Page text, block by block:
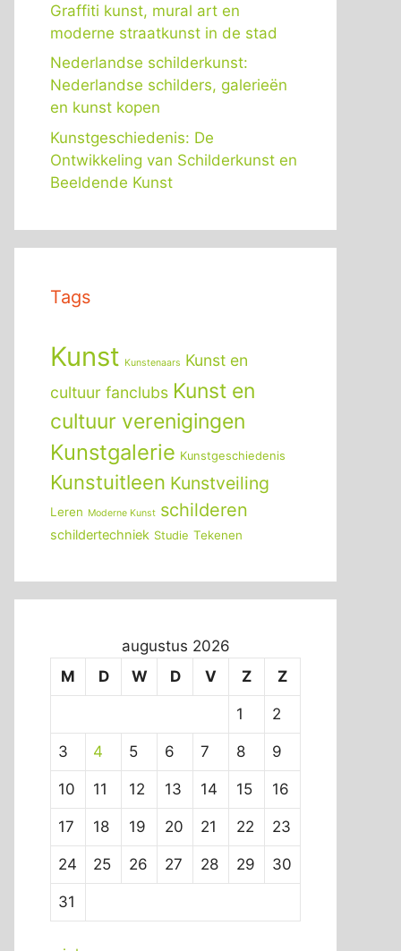
Graffiti kunst, mural art en
moderne straatkunst in de stad
Nederlandse schilderkunst:
Nederlandse schilders, galerieën
en kunst kopen
Kunstgeschiedenis: De
Ontwikkeling van Schilderkunst en
Beeldende Kunst
Tags
Kunst Kunstenaars Kunst en
cultuur fanclubs Kunst en
cultuur verenigingen
Kunstgalerie Kunstgeschiedenis
Kunstuitleen Kunstveiling
Leren Moderne Kunst schilderen
schildertechniek Studie Tekenen
augustus 2026
M
D W D V Z Z
1 2
3 4 5 6 7 8 9
10 11 12 13 14 15 16
17 18 19 20 21 22 23
24 25 26 27 28 29 30
31